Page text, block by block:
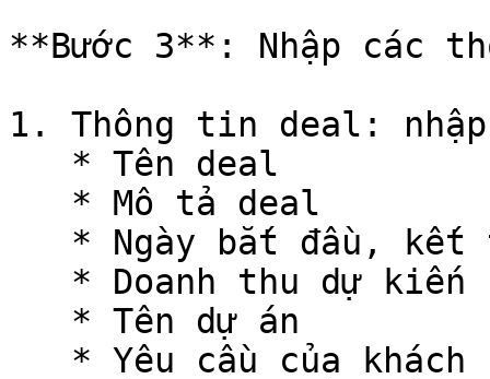
**Bước 3**: Nhập các
1. Thông tin deal: